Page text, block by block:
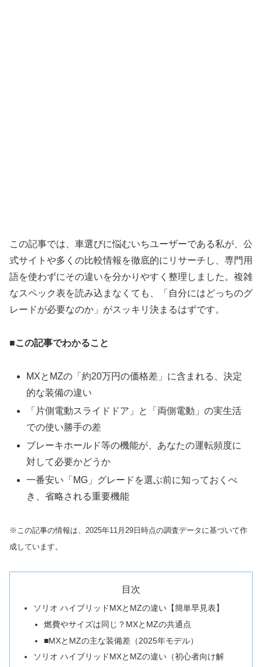
この記事では、車選びに悩むいちユーザーである私が、公
式サイトや多くの比較情報を徹底的にリサーチし、専門用
語を使わずにその違いを分かりやすく整理しました。複雑
なスペック表を読み込まなくても、「自分にはどっちのグ
レードが必要なのか」がスッキリ決まるはずです。
■この記事でわかること
MXとMZの「約20万円の価格差」に含まれる、決定
的な装備の違い
「片側電動スライドドア」と「両側電動」の実生活
での使い勝手の差
ブレーキホールド等の機能が、あなたの運転頻度に
対して必要かどうか
一番安い「MG」グレードを選ぶ前に知っておくべ
き、省略される重要機能
※この記事の情報は、2025年11月29日時点の調査データに基づいて作
成しています。
目次
ソリオ ハイブリッドMXとMZの違い【簡単早見表】
燃費やサイズは同じ？MXとMZの共通点
■MXとMZの主な装備差（2025年モデル）
ソリオ ハイブリッドMXとMZの違い（初心者向け解